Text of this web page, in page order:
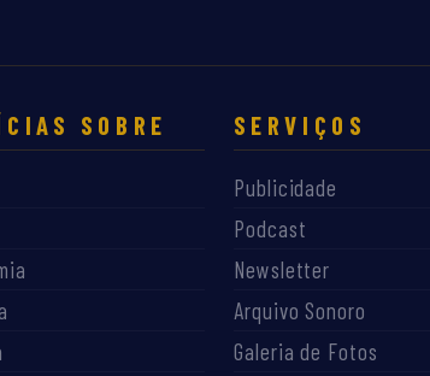
SOBRE SERVIÇOS
Publicidade
Podcast
Newsletter
Arquivo Sonoro
Galeria de Fotos